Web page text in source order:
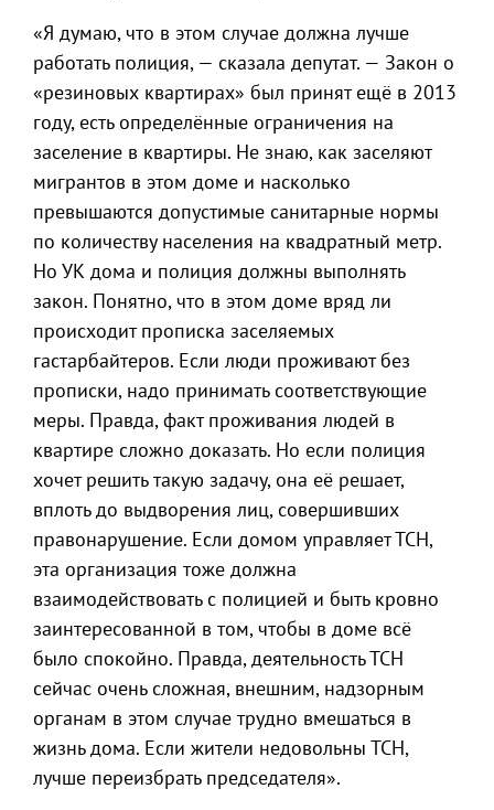
«Я думаю, что в этом случае должна лучше
работать полиция, — сказала депутат. — Закон о
«резиновых квартирах» был принят ещё в 2013
году, есть определённые ограничения на
заселение в квартиры. Не знаю, как заселяют
мигрантов в этом доме и насколько
превышаются допустимые санитарные нормы
по количеству населения на квадратный метр.
Но УК дома и полиция должны выполнять
закон. Понятно, что в этом доме вряд ли
происходит прописка заселяемых
гастарбайтеров. Если люди проживают без
прописки, надо принимать соответствующие
меры. Правда, факт проживания людей в
квартире сложно доказать. Но если полиция
хочет решить такую задачу, она её решает,
вплоть до выдворения лиц, совершивших
правонарушение. Если домом управляет ТСН,
эта организация тоже должна
взаимодействовать с полицией и быть кровно
заинтересованной в том, чтобы в доме всё
было спокойно. Правда, деятельность ТСН
сейчас очень сложная, внешним, надзорным
органам в этом случае трудно вмешаться в
жизнь дома. Если жители недовольны ТСН,
лучше переизбрать председателя».